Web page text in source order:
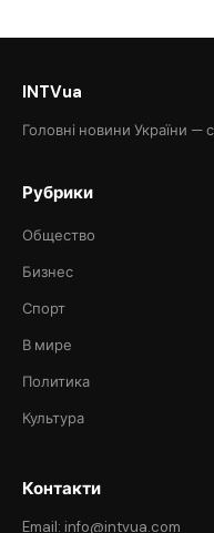
INTVua
Головні новини України —
Рубрики
Общество
Бизнес
Спорт
В мире
Политика
Культура
Контакти
Email: info@intvua.com